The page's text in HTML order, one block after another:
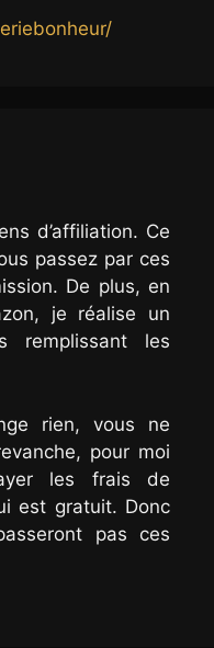
d’affiliation. Ce
passez par ces
De plus, en
je réalise un
remplissant les
rien, vous ne
pour moi
les frais de
est gratuit. Donc
pas ces